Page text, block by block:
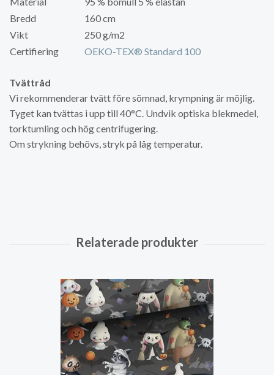
Bredd
160 cm
Vikt
250 g/m2
Certifiering
OEKO-TEX® Standard 100
Tvättråd
Vi rekommenderar tvätt före sömnad, krympning är möjlig.
Tyget kan tvättas i upp till 40°C. Undvik optiska blekmedel,
torktumling och hög centrifugering.
Om strykning behövs, stryk på låg temperatur.